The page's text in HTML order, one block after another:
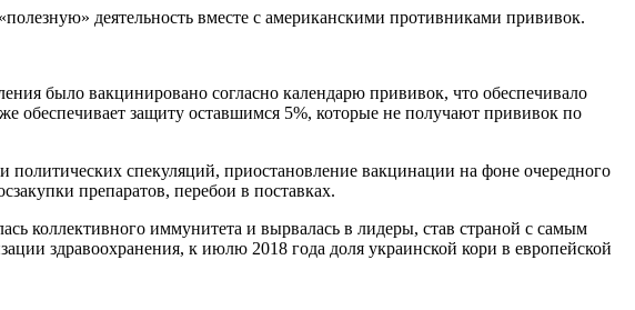
деятельность вместе с американскими противниками прививок.
было вакцинировано согласно календарю прививок, что обеспечивало
обеспечивает защиту оставшимся 5%, которые не получают прививок по
спекуляций, приостановление вакцинации на фоне очередного
препаратов, перебои в поставках.
коллективного иммунитета и вырвалась в лидеры, став страной с самым
здравоохранения, к июлю 2018 года доля украинской кори в европейской